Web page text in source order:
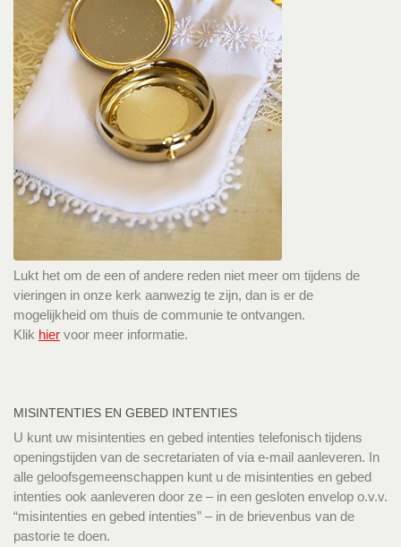
Lukt het om de een of andere reden niet meer om tijdens de
vieringen in onze kerk aanwezig te zijn, dan is er de
mogelijkheid om thuis de communie te ontvangen.
Klik hier voor meer informatie.
MISINTENTIES EN GEBED INTENTIES
U kunt uw misintenties en gebed intenties telefonisch tijdens
openingstijden van de secretariaten of via e-mail aanleveren. In
alle geloofsgemeenschappen kunt u de misintenties en gebed
intenties ook aanleveren door ze – in een gesloten envelop o.v.v.
“misintenties en gebed intenties” – in de brievenbus van de
pastorie te doen.